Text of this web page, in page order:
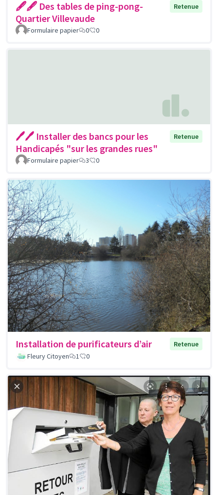
🖋🖋 Des tables de ping-pong-
Quartier Villevaude
Retenue
Formulaire papier 0 0
🖊🖊 Installer des bancs pour les
Handicapés "sur les grandes rues"
Retenue
Formulaire papier 3 0
Installation de purificateurs d’air
Retenue
Fleury Citoyen
1 0